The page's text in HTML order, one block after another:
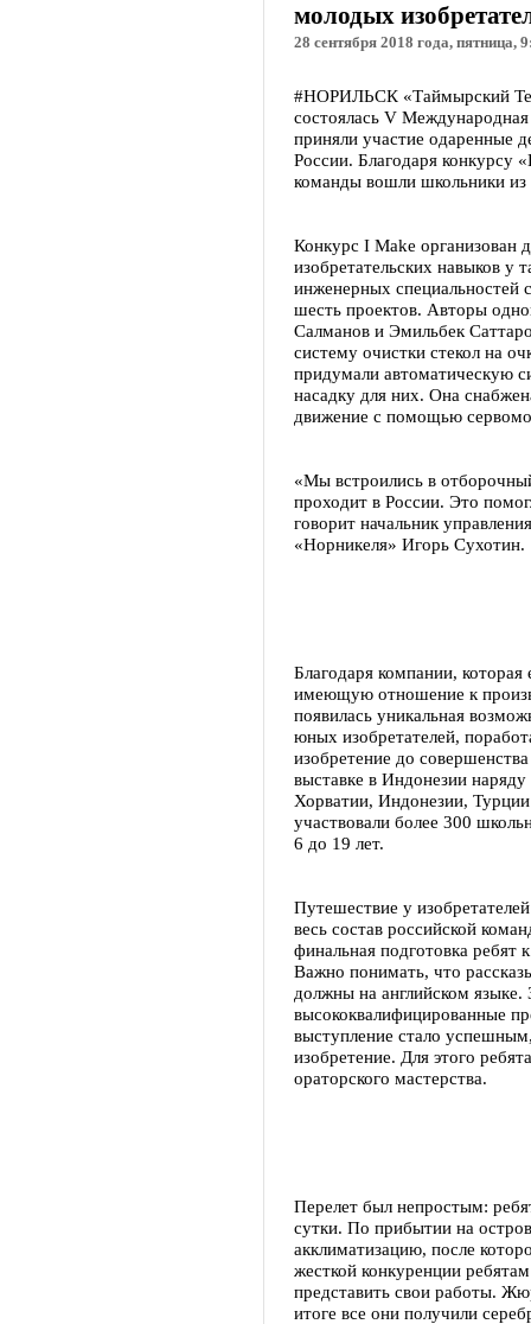
молодых
28 сентября 2018 года, пятница,
#НОРИЛЬСК «Таймырский
состоялась V
приняли участие одаренные
России. Благодаря конкурсу
команды вошли школьники
Конкурс I Make организован
изобретательских навыков у
инженерных специальностей
шесть проектов. Авторы
Салманов и Эмильбек
систему очистки стекол на
придумали автоматическую
насадку для них. Она
движение с помощью
«Мы встроились в
проходит в России. Это
говорит начальник
«Норникеля» Игорь Сухотин.
Благодаря компании, которая
имеющую отношение к
появилась уникальная
юных изобретателей,
изобретение до
выставке в Индонезии
Хорватии, Индонезии,
участвовали более 300
6 до 19 лет.
Путешествие у
весь состав российской
финальная подготовка ребят
Важно понимать, что
должны на английском
высококвалифицированные
выступление стало
изобретение. Для этого
ораторского мастерства.
Перелет был непростым:
сутки. По прибытии на
акклиматизацию, после
жесткой конкуренции
представить свои работы.
итоге все они получили